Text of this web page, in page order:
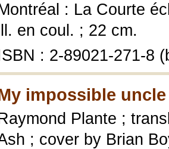
: La Courte
en coul. ; 22 cm.
: 2-89021-271-8
impossible uncle
Plante ;
; cover by Brian